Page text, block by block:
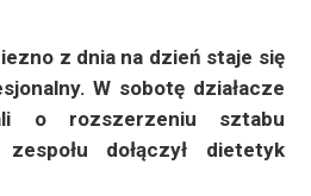
z dnia na dzień staje się
W sobotę działacze
o rozszerzeniu sztabu
dołączył dietetyk